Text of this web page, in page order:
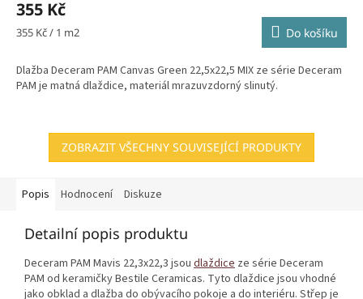
355 Kč
Měrná
355 Kč / 1 m2 Do košíku
Dlažba Deceram PAM Canvas Green 22,5x22,5 MIX ze série Deceram
PAM je matná dlaždice, materiál mrazuvzdorný slinutý.
ZOBRAZIT VŠECHNY SOUVISEJÍCÍ PRODUKTY
Popis Hodnocení Diskuze
Detailní popis produktu
Deceram PAM Mavis 22,3x22,3 jsou dlaždice ze série Deceram
PAM od keramičky Bestile Ceramicas. Tyto dlaždice jsou vhodné
jako obklad a dlažba do obývacího pokoje a do interiéru. Střep je